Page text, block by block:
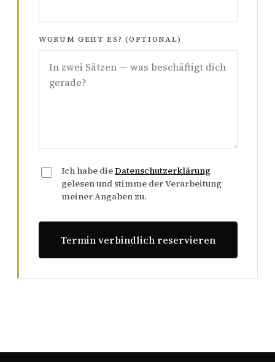
WORUM GEHT ES? (OPTIONAL)
Ich habe dieDatenschutzerklärung
gelesen und stimme der Verarbeitung
meiner Angaben zu.
Termin verbindlich reservieren